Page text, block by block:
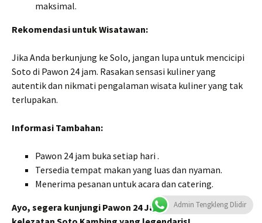
maksimal.
Rekomendasi untuk Wisatawan:
Jika Anda berkunjung ke Solo, jangan lupa untuk mencicipi
Soto di Pawon 24 jam. Rasakan sensasi kuliner yang
autentik dan nikmati pengalaman wisata kuliner yang tak
terlupakan.
Informasi Tambahan:
Pawon 24 jam buka setiap hari .
Tersedia tempat makan yang luas dan nyaman.
Menerima pesanan untuk acara dan catering.
Ayo, segera kunjungi Pawon 24 Jam dan nikmati
Admin Tengkleng Dlidir